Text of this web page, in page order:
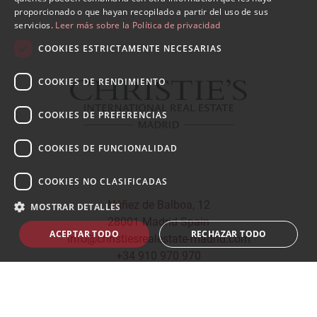
Núñez de Balboa, 12
28001 Madrid Spain
info@christiesrealestate-madrid.com
+34 910 970 970
proporcionado o que hayan recopilado a partir del uso de sus
servicios. Leer más sobre la Política de privacidad
COOKIES ESTRICTAMENTE NECESARIAS
COOKIES DE RENDIMIENTO
COOKIES DE PREFERENCIAS
COOKIES DE FUNCIONALIDAD
COOKIES NO CLASIFICADAS
MOSTRAR DETALLES
ACEPTAR TODO RECHAZAR TODO